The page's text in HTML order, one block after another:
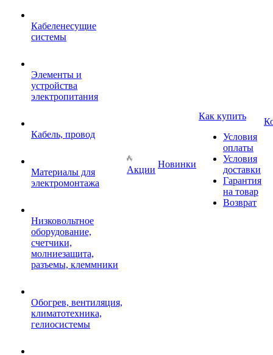
Кабеленесущие
системы
Элементы и
устройства
электропитания
Кабель, провод
Материалы для
электромонтажа
Низковольтное
оборудование,
счетчики,
молниезащита,
разъемы, клеммники
Обогрев, вентиляция,
климатотехника,
гелиосистемы
Акции
Новинки
Как купить
Условия
оплаты
Условия
доставки
Гарантия
на товар
Возврат